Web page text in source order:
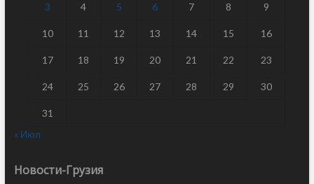
3 4 5 6 7 8 9
10 11 12 13 14 15 16
17 18 19 20 21 22 23
24 25 26 27 28 29 30
31
« Июл
Новости-Грузия